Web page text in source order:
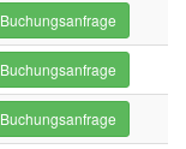
Buchungsanfrage
Buchungsanfrage
Buchungsanfrage